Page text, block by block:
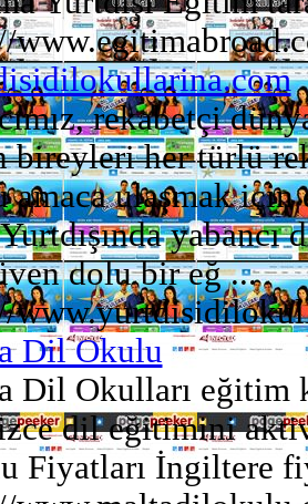
rekabetçi
bireyleri her türlü
amaca ulaşmak
dolu bir eğ ...
Dil Okulu
Dil Okulları eğitim
dil eğitimini
Fiyatları İngiltere